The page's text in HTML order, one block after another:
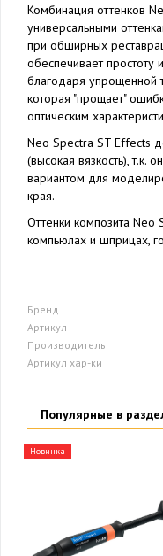
Комбинация оттенков
универсальными
при обширных
обеспечивает простоту
благодаря упрощенной
которая "прощает"
оптическим
Neo Spectra ST Effects
(высокая вязкость), т.к.
вариантом для
края.
Оттенки композита Neo
компьюлах и шприцах,
Бренд
Артикул
Производитель
Артикул хар-ки
Популярные в
Новинка